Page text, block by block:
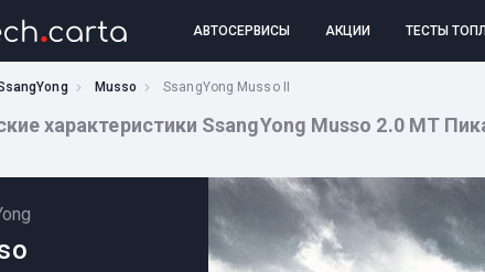
АВТОСЕРВИСЫ АКЦИИ ТЕСТЫ
Musso SsangYong Musso II
характеристики SsangYong Musso 2.0 MT